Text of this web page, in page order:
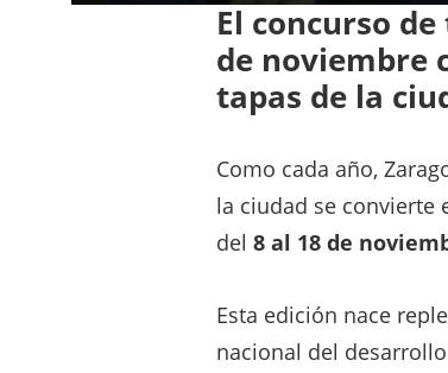
El concurso
de noviembre
tapas de la
Como cada año,
la ciudad se convierte
del8 al 18 de
Esta edición nace
nacional del